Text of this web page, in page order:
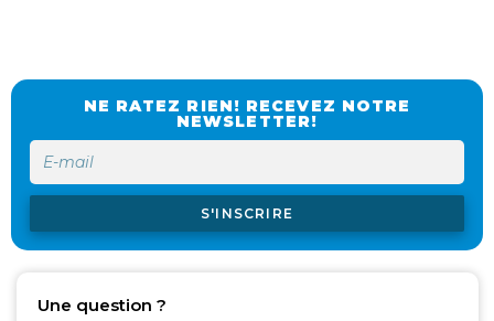
NE RATEZ RIEN! RECEVEZ NOTRE
NEWSLETTER!
S'INSCRIRE
Une question ?